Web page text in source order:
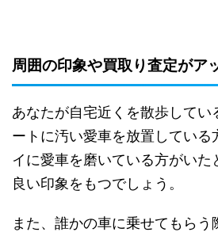
周囲の印象や買取り査定がア
あなたが自宅近くを散歩してい
ートに汚い愛車を放置している
イに愛車を磨いている方がいた
良い印象をもつでしょう。
また、誰かの車に乗せてもら